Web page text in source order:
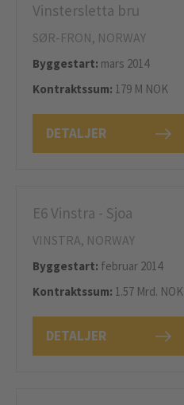
DETALJER
Vinstersletta bru
SØR-FRON, NORWAY
Byggestart: mars 2014
Kontraktssum: 179 M NOK
DETALJER
E6 Vinstra - Sjoa
VINSTRA, NORWAY
Byggestart: februar 2014
Kontraktssum: 1.57 Mrd. NOK